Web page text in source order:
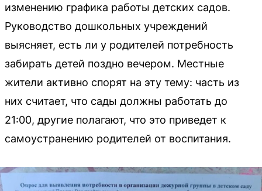
изменению графика работы детских садов.
Руководство дошкольных учреждений
выясняет, есть ли у родителей потребность
забирать детей поздно вечером. Местные
жители активно спорят на эту тему: часть из
них считает, что сады должны работать до
21:00, другие полагают, что это приведет к
самоустранению родителей от воспитания.